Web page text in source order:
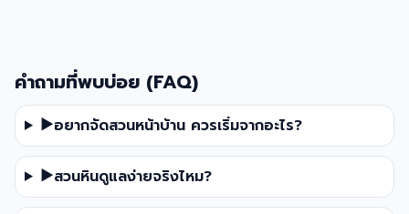
คำถามที่พบบ่อย (FAQ)
▶อยากจัดสวนหน้าบ้าน ควรเริ่มจากอะไร?
▶สวนหินดูแลง่ายจริงไหม?